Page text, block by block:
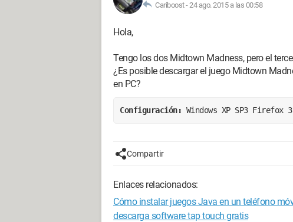
Cariboost -24 ago. 2015 a las 00:58
Hola,
Tengo los dos Midtown Madness, pero el
¿Es posible descargar el juego Midtown
en PC?
Configuración: Windows XP SP3 Firefox
Compartir
Enlaces relacionados:
Cómo instalar juegos Java en un teléfono
descarga software tap touch gratis